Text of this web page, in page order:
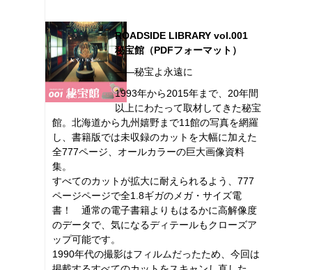
ROADSIDE LIBRARY vol.001
秘宝館（PDFフォーマット）
――秘宝よ永遠に
1993年から2015年まで、20年間
以上にわたって取材してきた秘宝
館。北海道から九州嬉野まで11館の写真を網羅
し、書籍版では未収録のカットを大幅に加えた
全777ページ、オールカラーの巨大画像資料
集。
すべてのカットが拡大に耐えられるよう、777
ページページで全1.8ギガのメガ・サイズ電
書！ 通常の電子書籍よりもはるかに高解像度
のデータで、気になるディテールもクローズア
ップ可能です。
1990年代の撮影はフィルムだったため、今回は